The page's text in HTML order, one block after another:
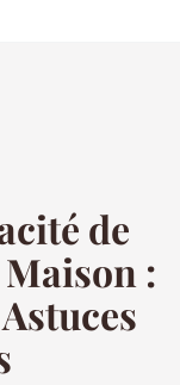
de
: